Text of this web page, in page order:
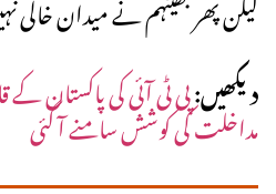
دیکھیں:پی ٹی آئی کی پاکستان کے
مداخلت کی کوشش سامنے آ گئی